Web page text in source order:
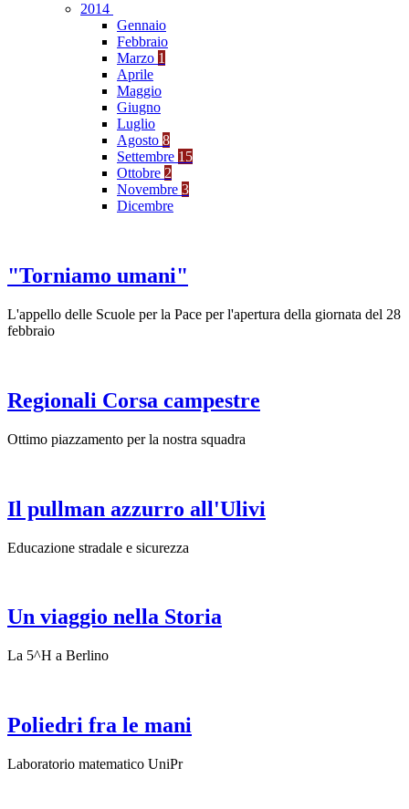
2014
Gennaio
Febbraio
Marzo 1
Aprile
Maggio
Giugno
Luglio
Agosto 8
Settembre 15
Ottobre 2
Novembre 3
Dicembre
"Torniamo umani"
L'appello delle Scuole per la Pace per l'apertura della giornata del 28
febbraio
Regionali Corsa campestre
Ottimo piazzamento per la nostra squadra
Il pullman azzurro all'Ulivi
Educazione stradale e sicurezza
Un viaggio nella Storia
La 5^H a Berlino
Poliedri fra le mani
Laboratorio matematico UniPr